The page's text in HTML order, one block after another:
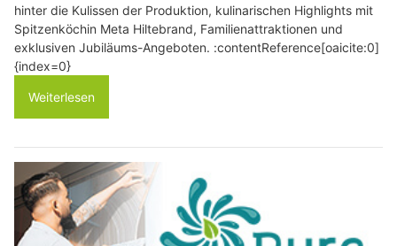
hinter die Kulissen der Produktion, kulinarischen Highlights mit
Spitzenköchin Meta Hiltebrand, Familienattraktionen und
exklusiven Jubiläums-Angeboten. :contentReference[oaicite:0]
{index=0}
Weiterlesen